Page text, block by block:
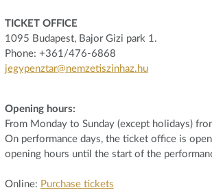
TICKET OFFICE
1095 Budapest, Bajor Gizi park 1.
Phone: +361/476-6868
jegypenztar@nemzetiszinhaz.hu
Opening hours:
From Monday to Sunday (except holidays)
On performance days, the ticket office is
opening hours until the start of the
Online: Purchase tickets